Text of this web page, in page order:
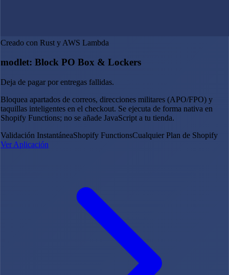
Creado con Rust y AWS Lambda
modlet: Block PO Box & Lockers
Deja de pagar por entregas fallidas.
Bloquea apartados de correos, direcciones militares (APO/FPO) y
taquillas inteligentes en el checkout. Se ejecuta de forma nativa en
Shopify Functions; no se añade JavaScript a tu tienda.
Validación InstantáneaShopify FunctionsCualquier Plan de Shopify
Ver Aplicación